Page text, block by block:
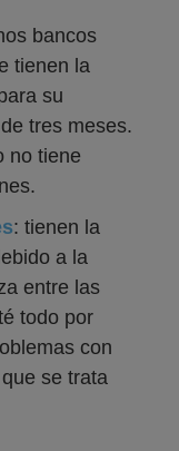
bancos
tienen la
su
tres meses.
no tiene
: tienen la
a la
entre las
todo por
con
se trata